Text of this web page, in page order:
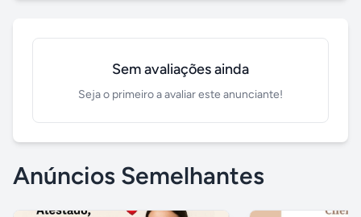
Sem avaliações ainda
Seja o primeiro a avaliar este anunciante!
Anúncios Semelhantes